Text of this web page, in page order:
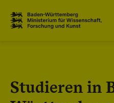
Studieren in